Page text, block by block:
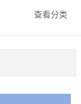
查看分类